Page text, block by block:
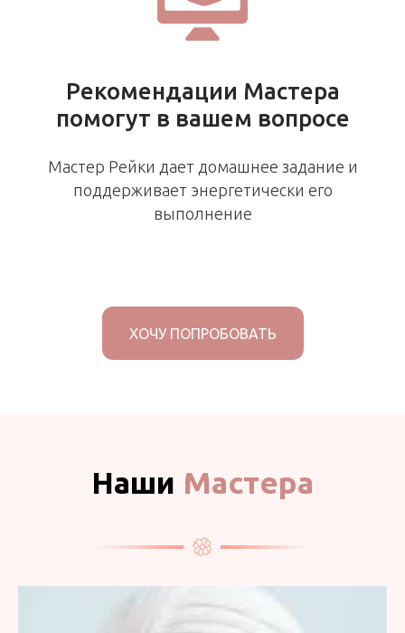
Рекомендации Мастера
помогут в вашем вопросе
Мастер Рейки дает домашнее задание и
поддерживает энергетически его
выполнение
ХОЧУ ПОПРОБОВАТЬ
Наши Мастера